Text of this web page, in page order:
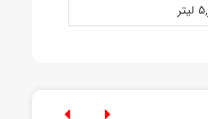
,5 ليتر